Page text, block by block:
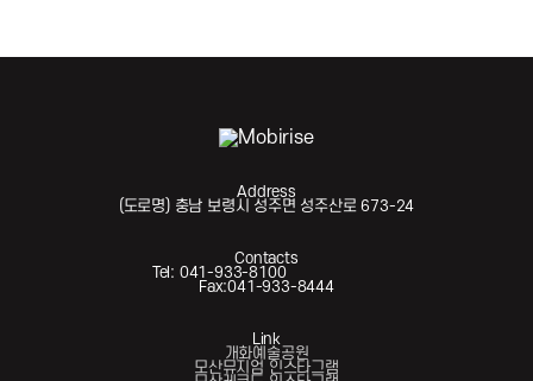
Address
(도로명) 충남 보령시 성주면 성주산로 673-24
Contacts
Tel: 041-933-8100
Fax:041-933-8444
Link
개화예술공원
모산뮤지엄 인스타그램